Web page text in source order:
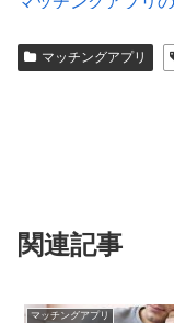
影サービス
マッチングアプリ
関連記事
マッチングアプリ